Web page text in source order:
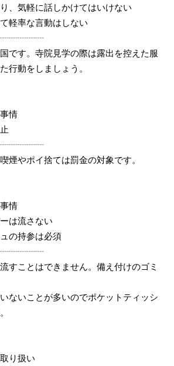
、気軽に話しかけてはいけない
軽率な言動はしない
です。寺院見学の際は露出を控えた服
行動をしましょう。
情
煙やポイ捨ては罰金の対象です。
情
は流さない
の持参は必須
すことはできません。備え付けのゴミ
ないことが多いのでポケットティッシ
り扱い